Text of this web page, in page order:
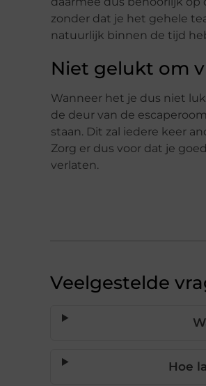
zonder dat je het gehele
natuurlijk binnen de tijd
Niet gelukt om
Wanneer het je dus niet
de deur van de
staan. Dit zal iedere keer
Zorg er dus voor dat je
verlaten.
Veelgestelde
Hoe